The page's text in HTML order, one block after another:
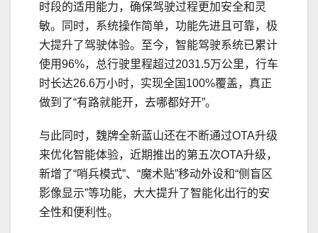
时段的适用能力，确保驾驶过程更加安全和灵
敏。同时，系统操作简单，功能先进且可靠，极
大提升了驾驶体验。至今，智能驾驶系统已累计
使用96%，总行驶里程超过2031.5万公里，行车
时长达26.6万小时，实现全国100%覆盖，真正
做到了“有路就能开，去哪都好开”。
与此同时，魏牌全新蓝山还在不断通过OTA升级
来优化智能体验，近期推出的第五次OTA升级，
新增了“哨兵模式”、“魔术贴”移动外设和“侧盲区
影像显示”等功能，大大提升了智能化出行的安
全性和便利性。